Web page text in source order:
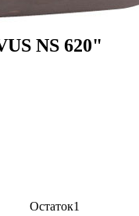
NS 620"
Остаток1